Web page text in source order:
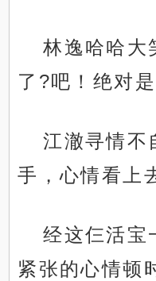
林逸哈哈大
了?吧！绝对
江澈寻情不
手，心情看上
经这仨活宝
紧张的心情顿